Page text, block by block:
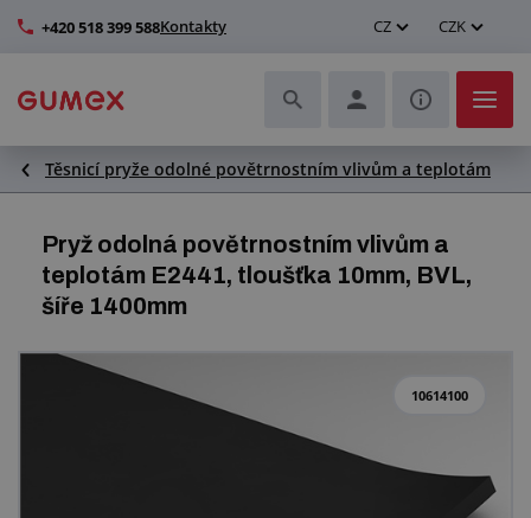
+420 518 399 588Kontakty CZ CZK
Hadice a jejich kompletace
Profily a výroba těsnění
Technické plasty
Dopravníkové pásy a montáž
Zlepšení pracovního prostředí
Těsnicí pryže odolné povětrnostním vlivům a teplotám
Pryž odolná povětrnostním vlivům a
teplotám E2441, tloušťka 10mm, BVL,
šíře 1400mm
10614100